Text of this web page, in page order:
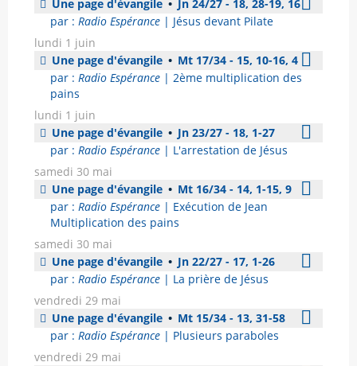
Une page d'évangile • Jn 24/27 - 18, 28-19, 16
par : Radio Espérance | Jésus devant Pilate
lundi 1 juin
Une page d'évangile • Mt 17/34 - 15, 10-16, 4
par : Radio Espérance | 2ème multiplication des
pains
lundi 1 juin
Une page d'évangile • Jn 23/27 - 18, 1-27
par : Radio Espérance | L'arrestation de Jésus
samedi 30 mai
Une page d'évangile • Mt 16/34 - 14, 1-15, 9
par : Radio Espérance | Exécution de Jean
Multiplication des pains
samedi 30 mai
Une page d'évangile • Jn 22/27 - 17, 1-26
par : Radio Espérance | La prière de Jésus
vendredi 29 mai
Une page d'évangile • Mt 15/34 - 13, 31-58
par : Radio Espérance | Plusieurs paraboles
vendredi 29 mai